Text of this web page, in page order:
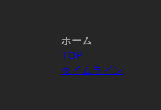
ホーム
TOP
タイムライン